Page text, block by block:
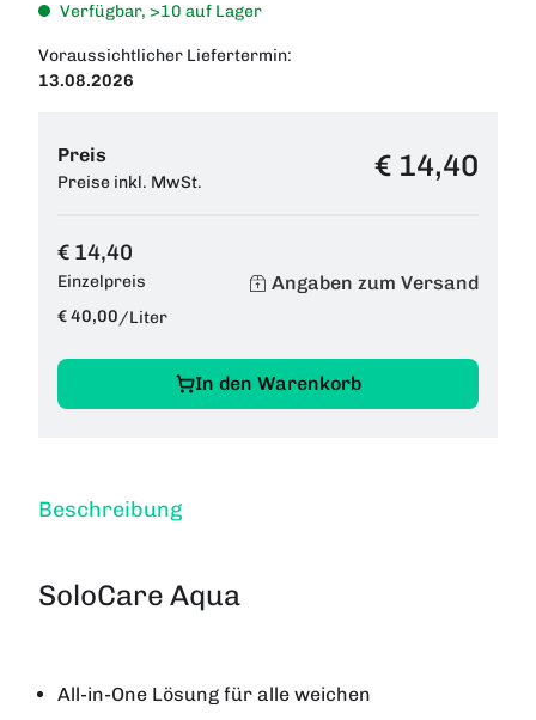
Verfügbar, >10 auf Lager
Voraussichtlicher Liefertermin:
13.08.2026
Preis
Preise inkl. MwSt. € 14,40
€ 14,40
Einzelpreis
€ 40,00/Liter
Angaben zum Versand
In den Warenkorb
Beschreibung
SoloCare Aqua
All-in-One Lösung für alle weichen